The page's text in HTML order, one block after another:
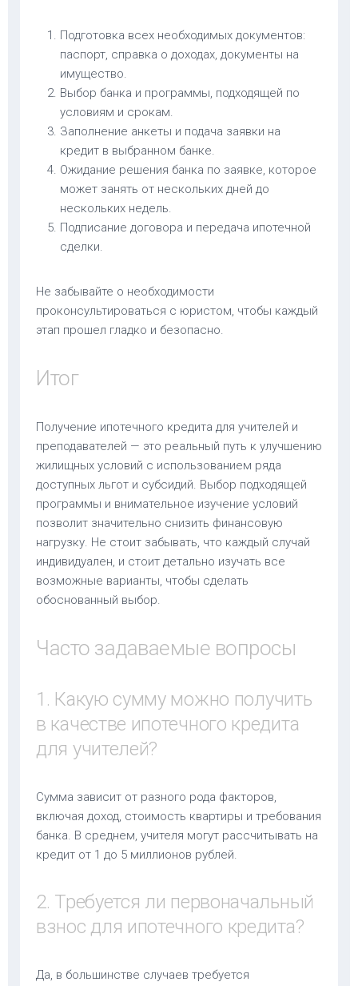
Подготовка всех необходимых документов:
паспорт, справка о доходах, документы на
имущество.
Выбор банка и программы, подходящей по
условиям и срокам.
Заполнение анкеты и подача заявки на
кредит в выбранном банке.
Ожидание решения банка по заявке, которое
может занять от нескольких дней до
нескольких недель.
Подписание договора и передача ипотечной
сделки.
Не забывайте о необходимости
проконсультироваться с юристом, чтобы каждый
этап прошел гладко и безопасно.
Итог
Получение ипотечного кредита для учителей и
преподавателей — это реальный путь к улучшению
жилищных условий с использованием ряда
доступных льгот и субсидий. Выбор подходящей
программы и внимательное изучение условий
позволит значительно снизить финансовую
нагрузку. Не стоит забывать, что каждый случай
индивидуален, и стоит детально изучать все
возможные варианты, чтобы сделать
обоснованный выбор.
Часто задаваемые вопросы
1. Какую сумму можно получить
в качестве ипотечного кредита
для учителей?
Сумма зависит от разного рода факторов,
включая доход, стоимость квартиры и требования
банка. В среднем, учителя могут рассчитывать на
кредит от 1 до 5 миллионов рублей.
2. Требуется ли первоначальный
взнос для ипотечного кредита?
Да, в большинстве случаев требуется